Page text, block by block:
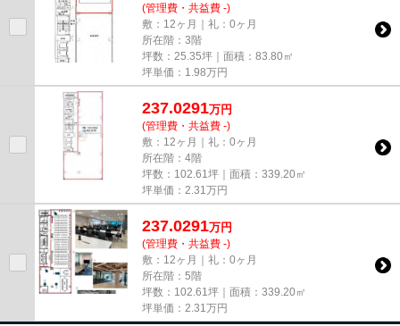
(管理費・共益費 -)
敷：12ヶ月｜礼：0ヶ月
所在階：3階
坪数：25.35坪｜面積：83.80㎡
坪単価： 1.98万円
237.0291万円
(管理費・共益費 -)
敷：12ヶ月｜礼：0ヶ月
所在階：4階
坪数：102.61坪｜面積：339.20㎡
坪単価： 2.31 万円
237.0291万円
(管理費・共益費 -)
敷：12ヶ月｜礼：0ヶ月
所在階：5階
坪数：102.61坪｜面積：339.20㎡
坪単価： 2.31 万円